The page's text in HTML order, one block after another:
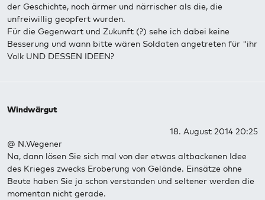
der Geschichte, noch ärmer und närrischer als die, die
unfreiwillig geopfert wurden.
Für die Gegenwart und Zukunft (?) sehe ich dabei keine
Besserung und wann bitte wären Soldaten angetreten für "ihr
Volk UND DESSEN IDEEN?
Windwärgut
18. August 2014 20:25
@ N.Wegener
Na, dann lösen Sie sich mal von der etwas altbackenen Idee
des Krieges zwecks Eroberung von Gelände. Einsätze ohne
Beute haben Sie ja schon verstanden und seltener werden die
momentan nicht gerade.